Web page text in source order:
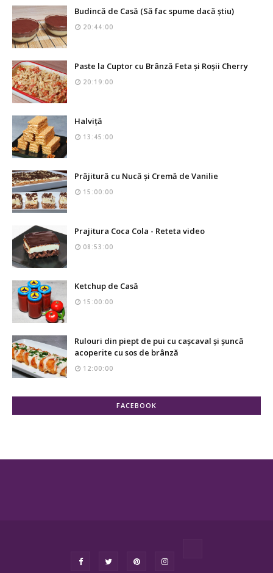
Budincă de Casă (Să fac spume dacă știu)
20:44:00
Paste la Cuptor cu Brânză Feta și Roșii Cherry
20:19:00
Halviță
13:45:00
Prăjitură cu Nucă și Cremă de Vanilie
15:00:00
Prajitura Coca Cola - Reteta video
08:53:00
Ketchup de Casă
15:00:00
Rulouri din piept de pui cu cașcaval și șuncă
acoperite cu sos de brânză
12:00:00
FACEBOOK